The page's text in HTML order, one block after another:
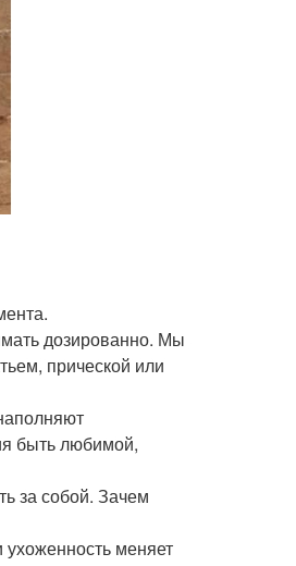
дозированно. Мы
прической или
быть любимой,
за собой. Зачем
ухоженность меняет